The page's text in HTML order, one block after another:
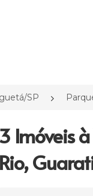
SP
3 Imóveis
Rio,